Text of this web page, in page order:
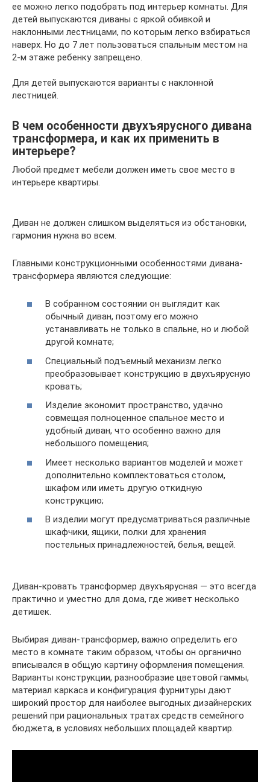
ее можно легко подобрать под интерьер комнаты. Для
детей выпускаются диваны с яркой обивкой и
наклонными лестницами, по которым легко взбираться
наверх. Но до 7 лет пользоваться спальным местом на
2-м этаже ребенку запрещено.
Для детей выпускаются варианты с наклонной
лестницей.
В чем особенности двухъярусного дивана
трансформера, и как их применить в
интерьере?
Любой предмет мебели должен иметь свое место в
интерьере квартиры.
Диван не должен слишком выделяться из обстановки,
гармония нужна во всем.
Главными конструкционными особенностями дивана-
трансформера являются следующие:
В собранном состоянии он выглядит как
обычный диван, поэтому его можно
устанавливать не только в спальне, но и любой
другой комнате;
Специальный подъемный механизм легко
преобразовывает конструкцию в двухъярусную
кровать;
Изделие экономит пространство, удачно
совмещая полноценное спальное место и
удобный диван, что особенно важно для
небольшого помещения;
Имеет несколько вариантов моделей и может
дополнительно комплектоваться столом,
шкафом или иметь другую откидную
конструкцию;
В изделии могут предусматриваться различные
шкафчики, ящики, полки для хранения
постельных принадлежностей, белья, вещей.
Диван-кровать трансформер двухъярусная — это всегда
практично и уместно для дома, где живет несколько
детишек.
Выбирая диван-трансформер, важно определить его
место в комнате таким образом, чтобы он органично
вписывался в общую картину оформления помещения.
Варианты конструкции, разнообразие цветовой гаммы,
материал каркаса и конфигурация фурнитуры дают
широкий простор для наиболее выгодных дизайнерских
решений при рациональных тратах средств семейного
бюджета, в условиях небольших площадей квартир.